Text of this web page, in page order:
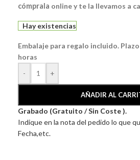
cómprala online y te la llevamos a
Hay existencias
Embalaje para regalo incluido.
horas
-
+
AÑADIR AL
Grabado (Gratuito / Sin Coste ).
Indique en la nota del pedido lo que
Fecha,etc.